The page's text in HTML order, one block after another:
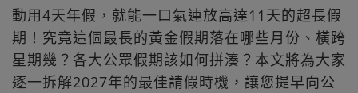
動用4天年假，就能一口氣連放高達11天的超長假
期！究竟這個最長的黃金假期落在哪些月份、橫跨
星期幾？各大公眾假期該如何拼湊？本文將為大家
逐一拆解2027年的最佳請假時機，讓您提早向公